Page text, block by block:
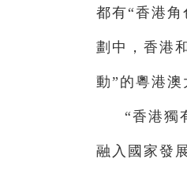
都有“香港
劃中，香港
動”的粵港澳
“香港獨
融入國家發